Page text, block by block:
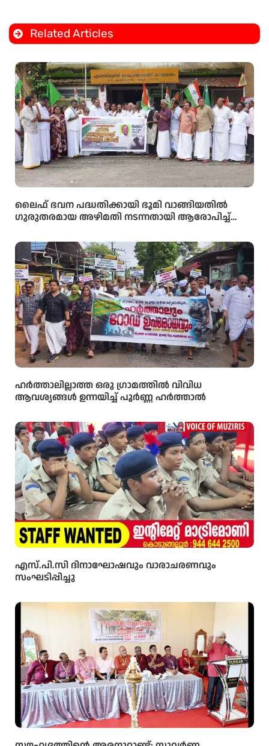
Related Articles
ലൈഫ് ഭവന പദ്ധതിക്കായി ഭൂമി വാങ്ങിയതിൽ
ഗുരുതരമായ അഴിമതി നടന്നതായി ആരോപിച്ച്
പഞ്ചായത്ത് ഓഫീസിലേക്ക് പ്രതിഷേധ മാർച്ച്
നടത്തി
ഹർത്താലില്ലാത്ത ഒരു ഗ്രാമത്തിൽ വിവിധ
ആവശ്യങ്ങൾ ഉന്നയിച്ച് പൂർണ്ണ ഹർത്താൽ
എസ്.പി.സി ദിനാഘോഷവും വാരാചരണവും
സംഘടിപ്പിച്ചു